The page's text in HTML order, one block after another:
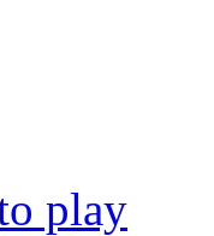
play